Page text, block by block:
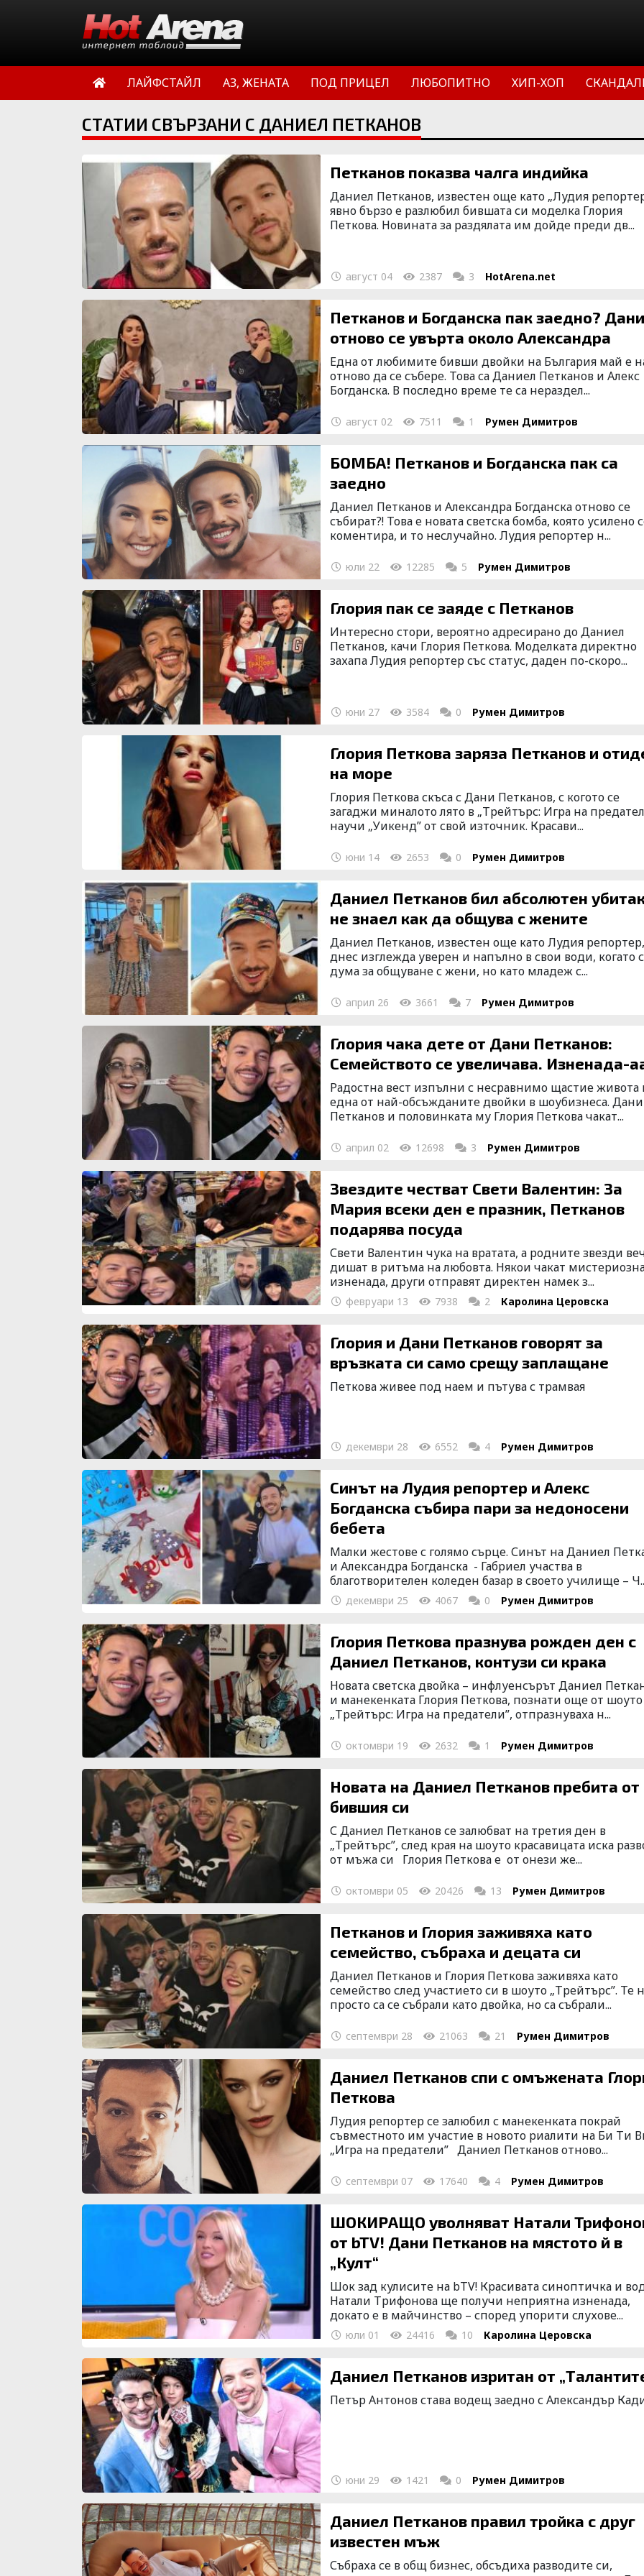
ЛАЙФСТАЙЛ АЗ, ЖЕНАТА ПОД ПРИЦЕЛ ЛЮБОПИТНО ХИП-ХОП
СТАТИИ СВЪРЗАНИ С ДАНИЕЛ ПЕТКАНОВ
Петканов показва чалга индийка
Даниел Петканов, известен още като „Лудия
явно бързо е разлюбил бившата си моделка Глория
Петкова. Новината за раздялата им дойде преди дв...
август 04 2387 3 HotArena.net
Петканов и Богданска пак заедно?
отново се увърта около Александра
Една от любимите бивши двойки на България май е
отново да се събере. Това са Даниел Петканов и Алекс
Богданска. В последно време те са нераздел...
август 02 7511 1 Румен Димитров
БОМБА! Петканов и Богданска пак са
заедно
Даниел Петканов и Александра Богданска отново се
събират?! Това е новата светска бомба, която усилено
коментира, и то неслучайно. Лудия репортер н...
юли 22 12285 5 Румен Димитров
Глория пак се заяде с Петканов
Интересно стори, вероятно адресирано до Даниел
Петканов, качи Глория Петкова. Моделката директно
захапа Лудия репортер със статус, даден по-скоро...
юни 27 3584 0 Румен Димитров
Глория Петкова заряза Петканов и отиде
на море
Глория Петкова скъса с Дани Петканов, с когото се
загаджи миналото лято в „Трейтърс: Игра на
научи „Уикенд” от свой източник. Красави...
юни 14 2653 0 Румен Димитров
Даниел Петканов бил абсолютен убитак,
не знаел как да общува с жените
Даниел Петканов, известен още като Лудия репортер,
днес изглежда уверен и напълно в свои води, когато
дума за общуване с жени, но като младеж с...
април 26 3661 7 Румен Димитров
Глория чака дете от Дани Петканов:
Семейството се увеличава. Изненада-
Радостна вест изпълни с несравнимо щастие живота
една от най-обсъжданите двойки в шоубизнеса. Дани
Петканов и половинката му Глория Петкова чакат...
април 02 12698 3 Румен Димитров
Звездите честват Свети Валентин: За
Мария всеки ден е празник, Петканов
подарява посуда
Свети Валентин чука на вратата, а родните звезди
дишат в ритъма на любовта. Някои чакат
изненада, други отправят директен намек з...
февруари 13 7938 2 Каролина Церовска
Глория и Дани Петканов говорят за
връзката си само срещу заплащане
Петкова живее под наем и пътува с трамвая
декември 28 6552 4 Румен Димитров
Синът на Лудия репортер и Алекс
Богданска събира пари за недоносени
бебета
Малки жестове с голямо сърце. Синът на Даниел
и Александра Богданска - Габриел участва в
благотворителен коледен базар в своето училище –
декември 25 4067 0 Румен Димитров
Глория Петкова празнува рожден ден с
Даниел Петканов, контузи си крака
Новата светска двойка – инфлуенсърът Даниел
и манекенката Глория Петкова, познати още от шоуто
„Трейтърс: Игра на предатели”, отпразнуваха н...
октомври 19 2632 1 Румен Димитров
Новата на Даниел Петканов пребита от
бившия си
С Даниел Петканов се залюбват на третия ден в
„Трейтърс”, след края на шоуто красавицата иска
от мъжа си Глория Петкова е от онези же...
октомври 05 20426 13 Румен Димитров
Петканов и Глория заживяха като
семейство, събраха и децата си
Даниел Петканов и Глория Петкова заживяха като
семейство след участието си в шоуто „Трейтърс”. Те
просто са се събрали като двойка, но са събрали...
септември 28 21063 21 Румен Димитров
Даниел Петканов спи с омъжената Глория
Петкова
Лудия репортер се залюбил с манекенката покрай
съвместното им участие в новото риалити на Би Ти
„Игра на предатели” Даниел Петканов отново...
септември 07 17640 4 Румен Димитров
ШОКИРАЩО уволняват Натали
от bTV! Дани Петканов на мястото й в
„Култ“
Шок зад кулисите на bTV! Красивата синоптичка и
Натали Трифонова ще получи неприятна изненада,
докато е в майчинство – според упорити слухове...
юли 01 24416 10 Каролина Церовска
Даниел Петканов изритан от
Петър Антонов става водещ заедно с Александър
юни 29 1421 0 Румен Димитров
Даниел Петканов правил тройка с друг
известен мъж
Събраха се в общ бизнес, обсъдиха разводите си,